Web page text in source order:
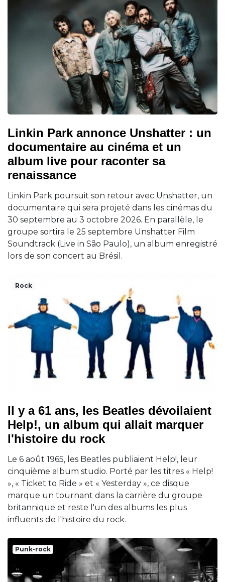
Linkin Park annonce Unshatter : un
documentaire au cinéma et un
album live pour raconter sa
renaissance
Linkin Park poursuit son retour avec Unshatter, un
documentaire qui sera projeté dans les cinémas du
30 septembre au 3 octobre 2026. En parallèle, le
groupe sortira le 25 septembre Unshatter Film
Soundtrack (Live in São Paulo), un album enregistré
lors de son concert au Brésil.
Rock
Il y a 61 ans, les Beatles dévoilaient
Help!, un album qui allait marquer
l'histoire du rock
Le 6 août 1965, les Beatles publiaient Help!, leur
cinquième album studio. Porté par les titres « Help!
», « Ticket to Ride » et « Yesterday », ce disque
marque un tournant dans la carrière du groupe
britannique et reste l'un des albums les plus
influents de l'histoire du rock.
Punk-rock